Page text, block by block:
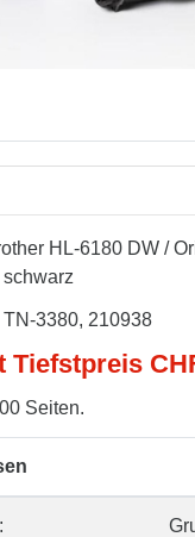
HL-6180 DW /
3380, 210938
Tiefstpreis
Seiten.